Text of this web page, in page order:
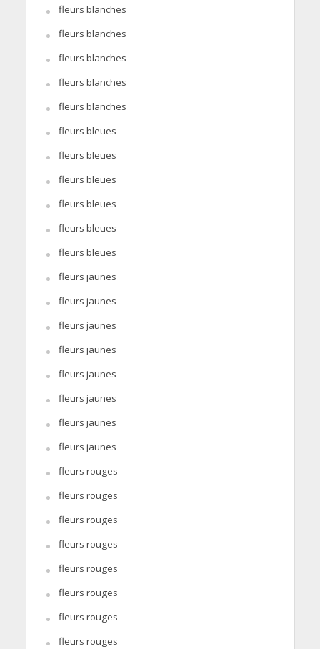
fleurs blanches
fleurs blanches
fleurs blanches
fleurs blanches
fleurs blanches
fleurs bleues
fleurs bleues
fleurs bleues
fleurs bleues
fleurs bleues
fleurs bleues
fleurs jaunes
fleurs jaunes
fleurs jaunes
fleurs jaunes
fleurs jaunes
fleurs jaunes
fleurs jaunes
fleurs jaunes
fleurs rouges
fleurs rouges
fleurs rouges
fleurs rouges
fleurs rouges
fleurs rouges
fleurs rouges
fleurs rouges